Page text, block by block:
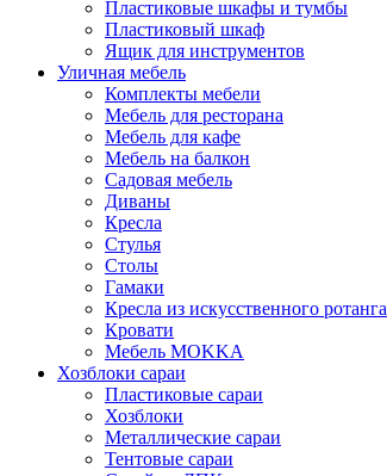
Пластиковые шкафы и тумбы
Пластиковый шкаф
Ящик для инструментов
Уличная мебель
Комплекты мебели
Мебель для ресторана
Мебель для кафе
Мебель на балкон
Садовая мебель
Диваны
Кресла
Стулья
Столы
Гамаки
Кресла из искусственного ротанга
Кровати
Мебель MOKKA
Хозблоки сараи
Пластиковые сараи
Хозблоки
Металлические сараи
Тентовые сараи